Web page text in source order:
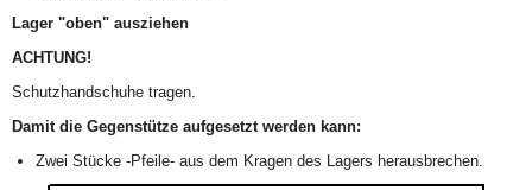
Lager "oben" ausziehen
ACHTUNG!
Schutzhandschuhe tragen.
Damit die Gegenstütze aufgesetzt werden kann:
Zwei Stücke -Pfeile- aus dem Kragen des Lagers herausbrechen.